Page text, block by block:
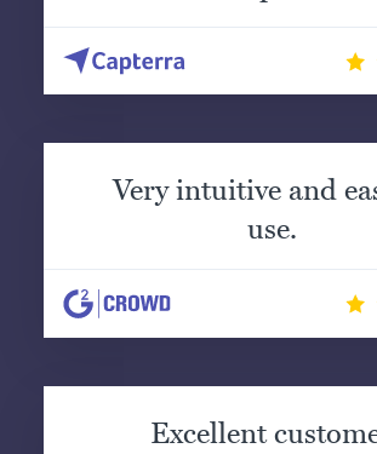
Very intuitive and
use.
Excellent